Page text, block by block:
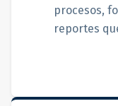
procesos,
reportes